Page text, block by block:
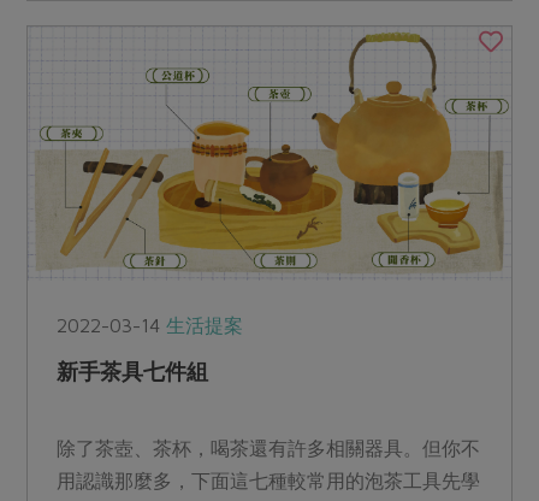
2022-03-14生活提案
新手茶具七件組
除了茶壺、茶杯，喝茶還有許多相關器具。但你不
用認識那麼多，下面這七種較常用的泡茶工具先學